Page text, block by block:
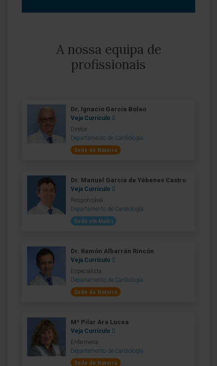
A nossa equipa de
profissionais
Dr. Ignacio García Bolao
Veja Currículo
Diretor
Departamento de Cardiología
Sede de Navarra
Dr. Manuel García de Yébenes Castro
Veja Currículo
Responsável
Departamento de Cardiología
Sede em Madri
Dr. Ramón Albarrán Rincón
Veja Currículo
Especialista
Departamento de Cardiología
Sede de Navarra
Mª Pilar Ara Lucea
Veja Currículo
Enfermeira
Departamento de Cardiología
Sede de Navarra